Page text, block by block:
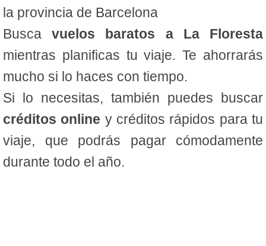
la provincia de Barcelona
Buscavuelos baratos a La Floresta
mientras planificas tu viaje. Te ahorrarás
mucho si lo haces con tiempo.
Si lo necesitas, también puedes buscar
créditos online y créditos rápidos para tu
viaje, que podrás pagar cómodamente
durante todo el año.